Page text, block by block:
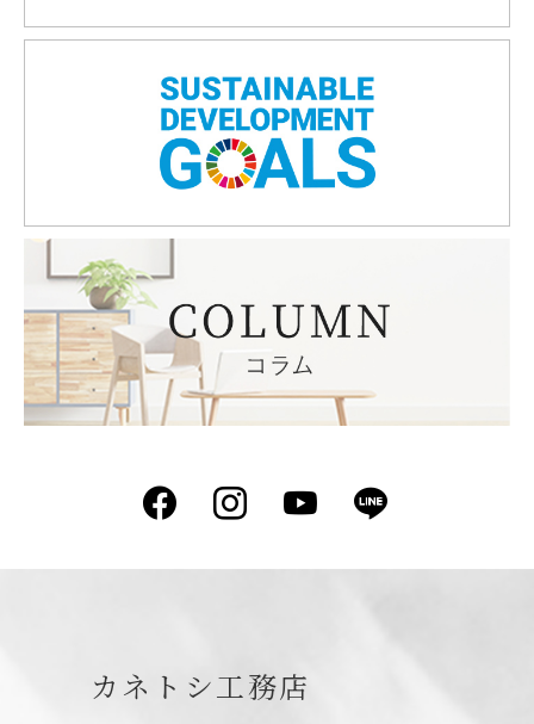
Facebook
Instagram
YouTube
カネトシ工務店